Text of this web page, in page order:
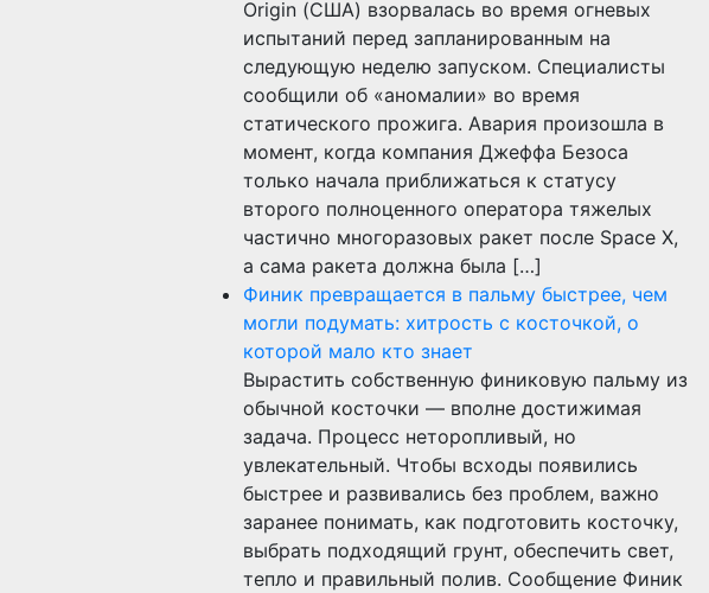
Origin (США) взорвалась во время огневых
испытаний перед запланированным на
следующую неделю запуском. Специалисты
сообщили об «аномалии» во время
статического прожига. Авария произошла в
момент, когда компания Джеффа Безоса
только начала приближаться к статусу
второго полноценного оператора тяжелых
частично многоразовых ракет после Space X,
а сама ракета должна была […]
Финик превращается в пальму быстрее, чем
могли подумать: хитрость с косточкой, о
которой мало кто знает
Вырастить собственную финиковую пальму из
обычной косточки — вполне достижимая
задача. Процесс неторопливый, но
увлекательный. Чтобы всходы появились
быстрее и развивались без проблем, важно
заранее понимать, как подготовить косточку,
выбрать подходящий грунт, обеспечить свет,
тепло и правильный полив. Сообщение Финик